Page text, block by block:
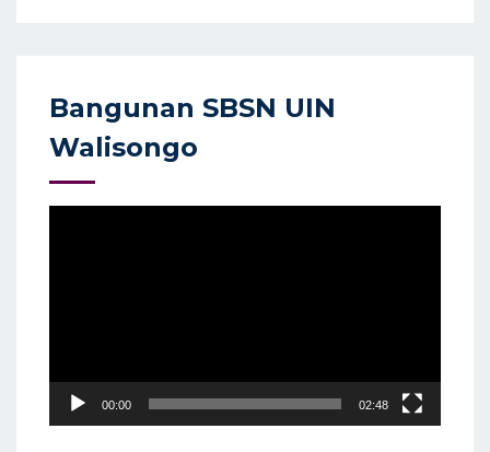
Bangunan SBSN UIN
Walisongo
00:00 02:48